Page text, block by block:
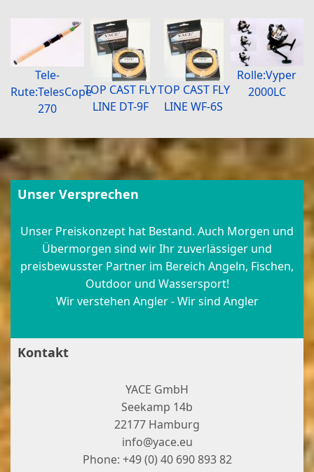
Tele-
Rute:TelesCope
270
TOP CAST FLY
LINE DT-9F
TOP CAST FLY
LINE WF-6S
Rolle:Vyper
2000LC
Unser Versprechen
Unser Preiskonzept hat Bestand. Auch Morgen und
Übermorgen sind wir Ihr zuverlässiger und
preisbewusster Partner im Bereich Angeln, Fischen,
Outdoor und Wassersport!
Wir verstehen Angler - Wir sind Angler
Kontakt
YACE GmbH
Seekamp 14b
22177 Hamburg
info@yace.eu
Phone: +49 (0) 40 690 893 82